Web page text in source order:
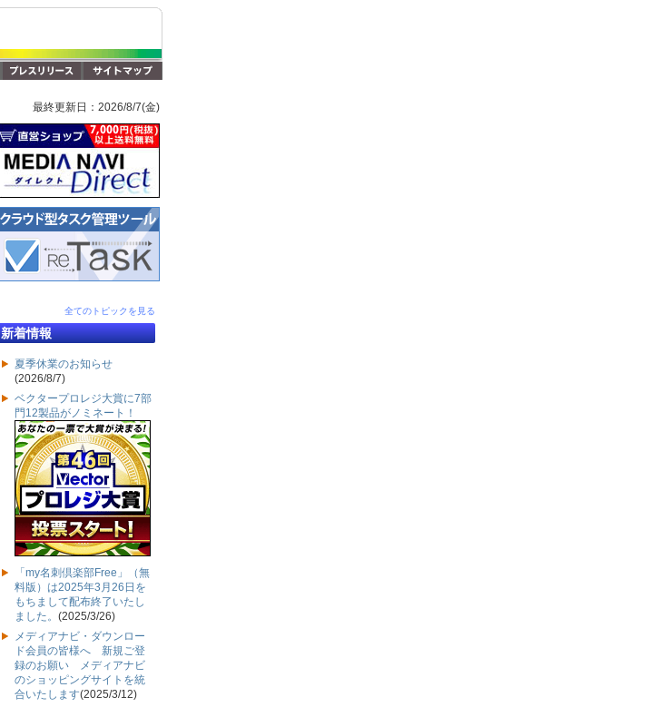
最終更新日：2026/8/7(金)
全てのトピックを見る
新着情報
夏季休業のお知らせ
(2026/8/7)
ベクタープロレジ大賞に7部
門12製品がノミネート！
「my名刺倶楽部Free」（無
料版）は2025年3月26日を
もちまして配布終了いたし
ました。 (2025/3/26)
メディアナビ・ダウンロー
ド会員の皆様へ 新規ご登
録のお願い メディアナビ
のショッピングサイトを統
合いたします(2025/3/12)